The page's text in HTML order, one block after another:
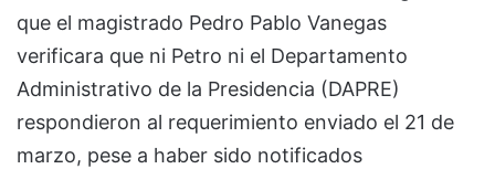
que el magistrado Pedro Pablo Vanegas
verificara que ni Petro ni el Departamento
Administrativo de la Presidencia (DAPRE)
respondieron al requerimiento enviado el 21 de
marzo, pese a haber sido notificados